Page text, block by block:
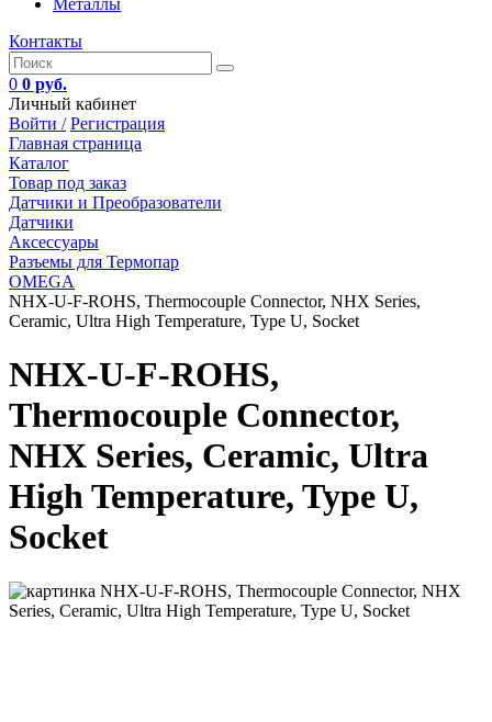
Металлы
Контакты
0 0 руб.
Личный кабинет
Войти / Регистрация
Главная страница
Каталог
Товар под заказ
Датчики и Преобразователи
Датчики
Аксессуары
Разъемы для Термопар
OMEGA
NHX-U-F-ROHS, Thermocouple Connector, NHX Series,
Ceramic, Ultra High Temperature, Type U, Socket
NHX-U-F-ROHS,
Thermocouple Connector,
NHX Series, Ceramic, Ultra
High Temperature, Type U,
Socket